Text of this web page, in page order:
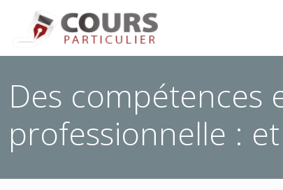
Des compétences
professionnelle :